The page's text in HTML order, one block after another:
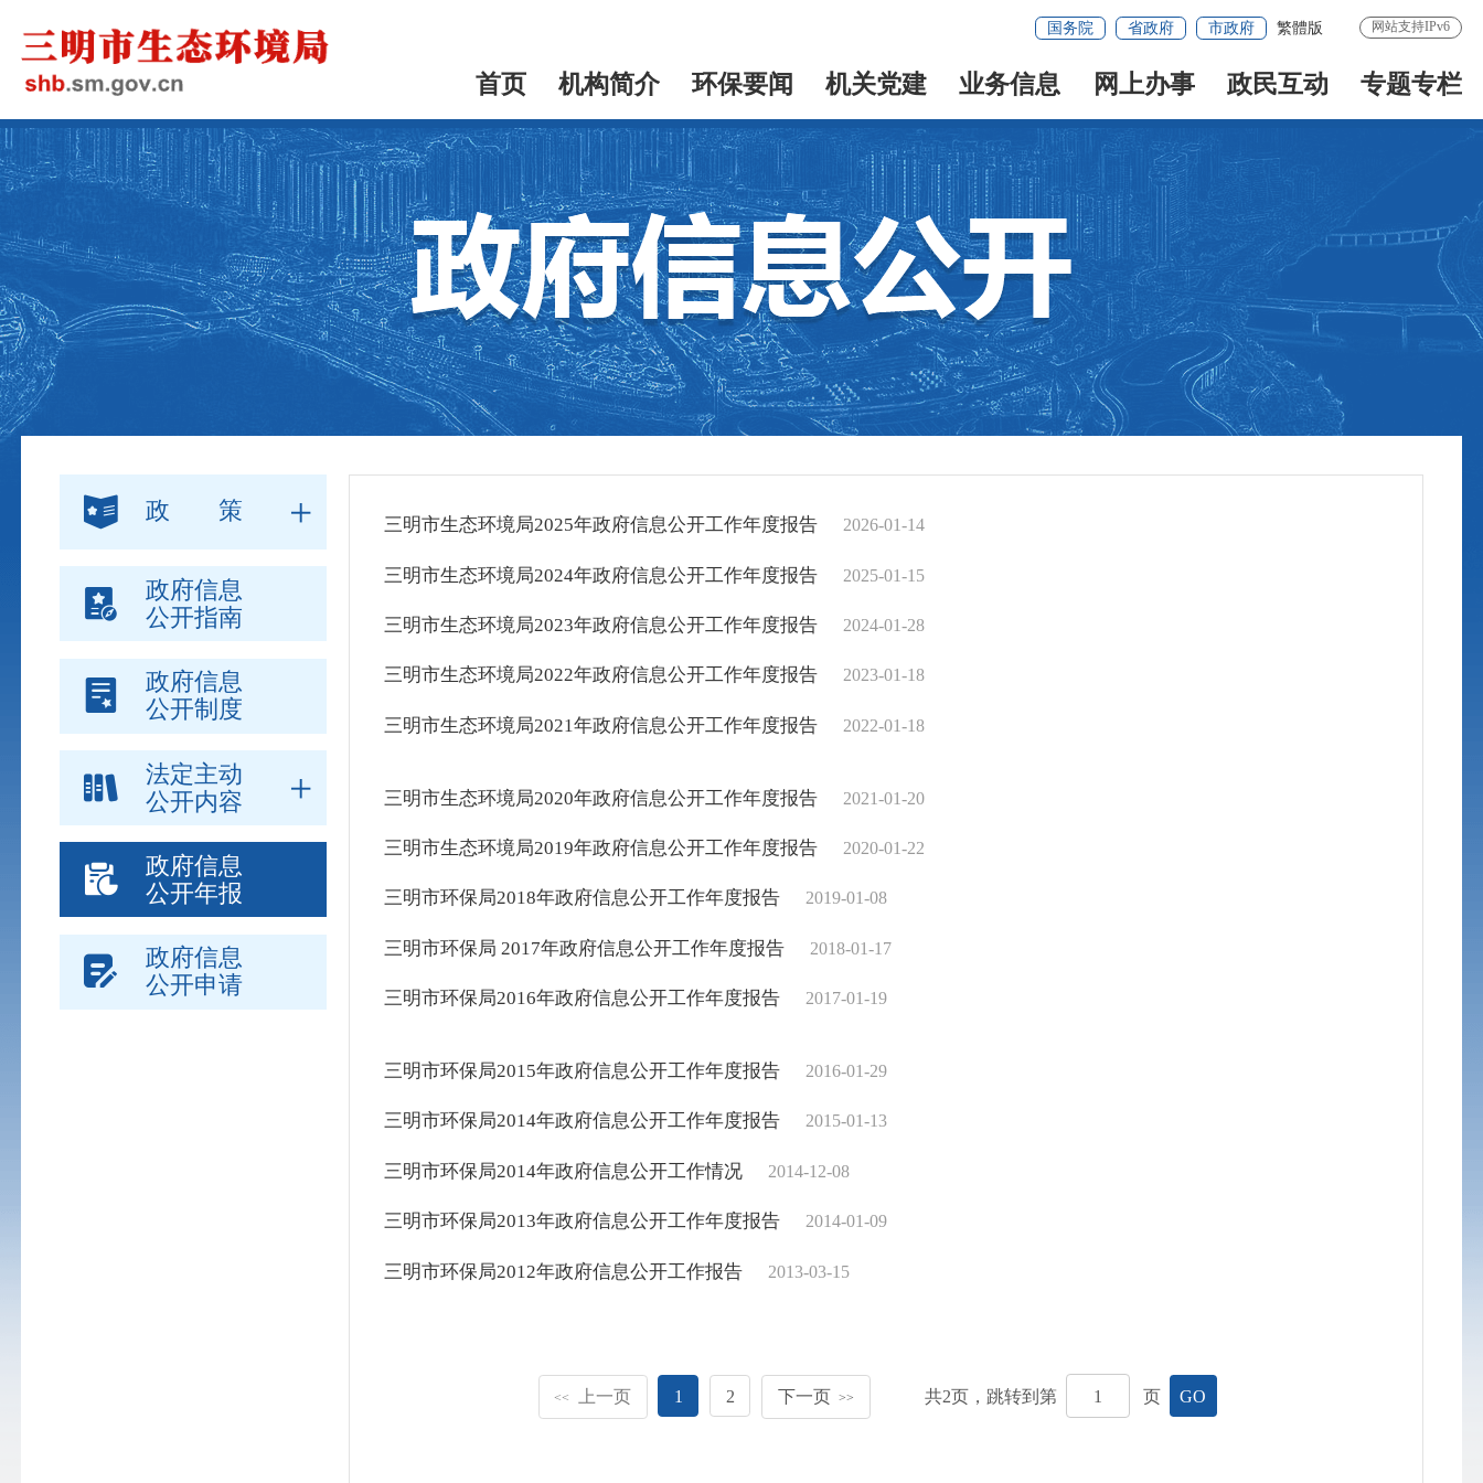
国务院 省政府 市政府 繁體版 网站支持IPv6
首页 机构简介 环保要闻 机关党建 业务信息 网上办事 政民互动 专题专栏
政 策
政府信息
公开指南
政府信息
公开制度
法定主动
公开内容
政府信息
公开年报
政府信息
公开申请
三明市生态环境局2025年政府信息公开工作年度报告 2026-01-14
三明市生态环境局2024年政府信息公开工作年度报告 2025-01-15
三明市生态环境局2023年政府信息公开工作年度报告 2024-01-28
三明市生态环境局2022年政府信息公开工作年度报告 2023-01-18
三明市生态环境局2021年政府信息公开工作年度报告 2022-01-18
三明市生态环境局2020年政府信息公开工作年度报告 2021-01-20
三明市生态环境局2019年政府信息公开工作年度报告 2020-01-22
三明市环保局2018年政府信息公开工作年度报告 2019-01-08
三明市环保局 2017年政府信息公开工作年度报告 2018-01-17
三明市环保局2016年政府信息公开工作年度报告 2017-01-19
三明市环保局2015年政府信息公开工作年度报告 2016-01-29
三明市环保局2014年政府信息公开工作年度报告 2015-01-13
三明市环保局2014年政府信息公开工作情况 2014-12-08
三明市环保局2013年政府信息公开工作年度报告 2014-01-09
三明市环保局2012年政府信息公开工作报告 2013-03-15
<< 上一页 1 2 下一页 >> 共2页，跳转到第 页 GO